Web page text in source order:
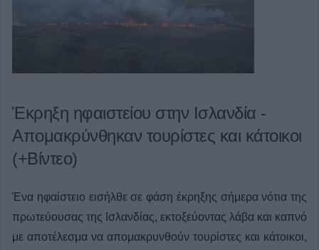
Έκρηξη ηφαιστείου στην Ισλανδία -
Απομακρύνθηκαν τουρίστες και κάτοικοι
(+Βίντεο)
Ένα ηφαίστειο εισήλθε σε φάση έκρηξης σήμερα νότια της
πρωτεύουσας της Ισλανδίας, εκτοξεύοντας λάβα και καπνό
με αποτέλεσμα να απομακρυνθούν τουρίστες και κάτοικοι,